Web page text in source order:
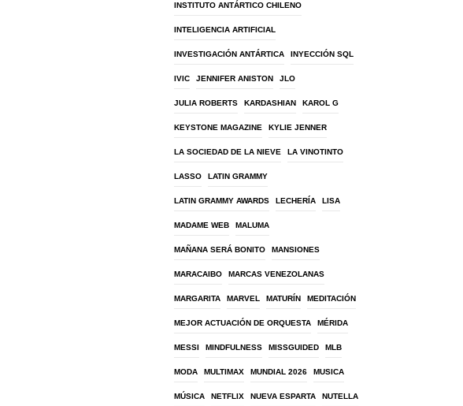
INSTITUTO ANTÁRTICO CHILENO
INTELIGENCIA ARTIFICIAL
INVESTIGACIÓN ANTÁRTICA INYECCIÓN SQL
IVIC JENNIFER ANISTON JLO
JULIA ROBERTS KARDASHIAN KAROL G
KEYSTONE MAGAZINE KYLIE JENNER
LA SOCIEDAD DE LA NIEVE LA VINOTINTO
LASSO LATIN GRAMMY
LATIN GRAMMY AWARDS LECHERÍA LISA
MADAME WEB MALUMA
MAÑANA SERÁ BONITO MANSIONES
MARACAIBO MARCAS VENEZOLANAS
MARGARITA MARVEL MATURÍN MEDITACIÓN
MEJOR ACTUACIÓN DE ORQUESTA MÉRIDA
MESSI MINDFULNESS MISSGUIDED MLB
MODA MULTIMAX MUNDIAL 2026 MUSICA
MÚSICA NETFLIX NUEVA ESPARTA NUTELLA